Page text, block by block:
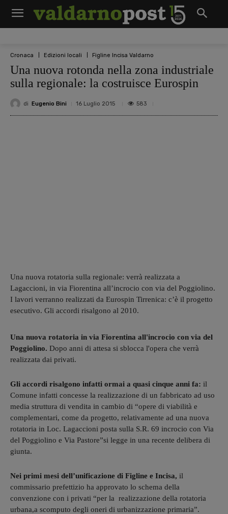
Cronaca Edizioni locali Figline Incisa Valdarno
Una nuova rotonda nella zona industriale
sulla regionale: la costruisce Eurospin
di Eugenio Bini 16 Luglio 2015 583
Una nuova rotatoria sulla regionale: verrà realizzata a
Lagaccioni, in via Fiorentina all’incrocio con via del Poggiolino.
I lavori verranno realizzati da Eurospin Tirrenica: c’è il progetto
esecutivo. Gli accordi risalgono al 2010.
Una nuova rotatoria in via Fiorentina all'incrocio con via del
Poggiolino. Dopo anni di attesa si sblocca l'opera che verrà
realizzata dai privati.
Gli accordi risalgono infatti ormai a quasi cinque anni fa: il
Comune infatti concesse la realizzazione di un fabbricato ad uso
media struttura di vendita in cambio di “opere di viabilità e
complementari, come da progetto, relativamente ad una nuova
rotatoria in Loc. Lagaccioni posta sulla S.R. 69 incrocio con Via
del Poggiolino e Via Pastore”si legge in una recente delibera di
giunta.
Nei primi mesi dell’unificazione di Figline e Incisa, il
commissario prefettizio ha approvato lo schema della
convenzione con i privati “per la realizzazione della rotatoria
urbana,a scomputo degli oneri di urbanizzazione primaria”.